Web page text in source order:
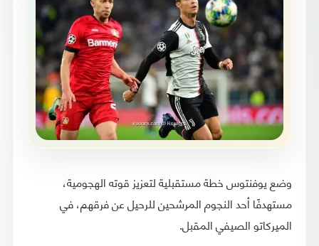
وضع يوفنتوس خطة مستقبلية لتعزيز قوته الهجومية،
مستهدفًا أحد النجوم المرشحين للرحيل عن فرقهم، في
الميركاتو الصيفي المقبل.